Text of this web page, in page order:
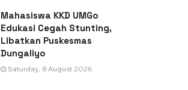
Mahasiswa KKD UMGo
Edukasi Cegah Stunting,
Libatkan Puskesmas
Dungaliyo
Saturday, 8 August 2026